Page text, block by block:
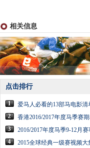
相关信息
点击排行
1
爱马人必看的13部马电影清
2
香港2016/2017年度马季赛
3
2016/2017年度马季9-12月
4
2015全球经典一级赛视频大